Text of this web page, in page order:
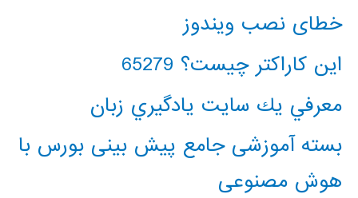
خطای نصب ویندوز
این کاراکتر چیست؟ 65279
معرفي يك سايت يادگيري زبان
بسته آموزشی جامع پیش بینی بورس با
هوش مصنوعی